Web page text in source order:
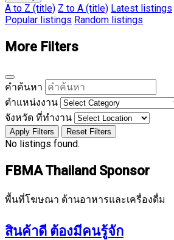
A to Z (title) Z to A (title) Latest listings
Popular listings Random listings
More Filters
คำค้นหา
ตำแหน่งงาน
จังหวัด ที่ทำงาน
Apply Filters Reset Filters
No listings found.
FBMA Thailand Sponsor
พื้นที่โฆษณา ด้านอาหารและเครื่องดื่ม
สินค้าดี ต้องมีคนรู้จัก